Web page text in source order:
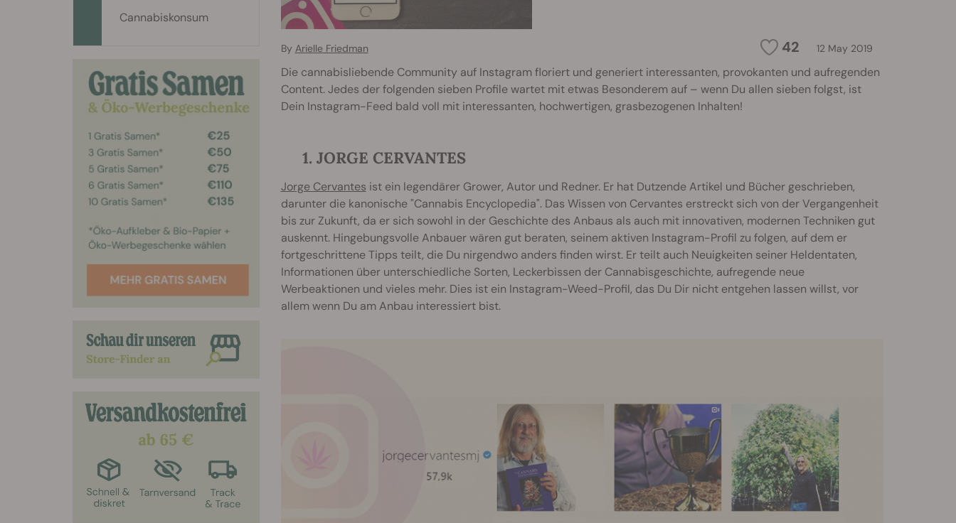
42 12 May 2019
By Arielle Friedman
Die cannabisliebende Community auf Instagram floriert und generiert interessanten, provokanten und aufregenden
Content. Jedes der folgenden sieben Profile wartet mit etwas Besonderem auf – wenn Du allen sieben folgst, ist
Dein Instagram-Feed bald voll mit interessanten, hochwertigen, grasbezogenen Inhalten!
1. JORGE CERVANTES
Jorge Cervantes ist ein legendärer Grower, Autor und Redner. Er hat Dutzende Artikel und Bücher geschrieben,
darunter die kanonische "Cannabis Encyclopedia". Das Wissen von Cervantes erstreckt sich von der Vergangenheit
bis zur Zukunft, da er sich sowohl in der Geschichte des Anbaus als auch mit innovativen, modernen Techniken gut
auskennt. Hingebungsvolle Anbauer wären gut beraten, seinem aktiven Instagram-Profil zu folgen, auf dem er
fortgeschrittene Tipps teilt, die Du nirgendwo anders finden wirst. Er teilt auch Neuigkeiten seiner Heldentaten,
Informationen über unterschiedliche Sorten, Leckerbissen der Cannabisgeschichte, aufregende neue
Werbeaktionen und vieles mehr. Dies ist ein Instagram-Weed-Profil, das Du Dir nicht entgehen lassen willst, vor
allem wenn Du am Anbau interessiert bist.
Cannabiskonsum